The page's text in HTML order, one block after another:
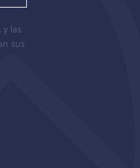
las
sus